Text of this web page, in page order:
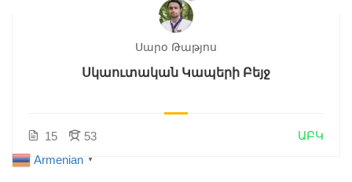
Սարօ Թաթյոս
Սկաուտական Կապերի Բեյջ
15 53
ԱԲԿ
Armenian
▼